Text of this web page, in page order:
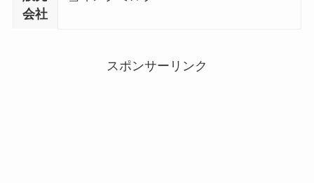
会社
スポンサーリンク